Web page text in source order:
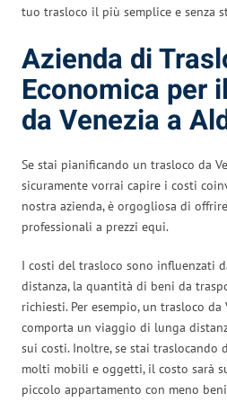
tuo trasloco il più semplice e senza
Azienda di
Economica per
da Venezia a
Se stai pianificando un trasloco da
sicuramente vorrai capire i costi
nostra azienda, è orgogliosa di
professionali a prezzi equi.
I costi del trasloco sono influenzati
distanza, la quantità di beni da
richiesti. Per esempio, un trasloco da
comporta un viaggio di lunga
sui costi. Inoltre, se stai traslocando
molti mobili e oggetti, il costo sarà
piccolo appartamento con meno